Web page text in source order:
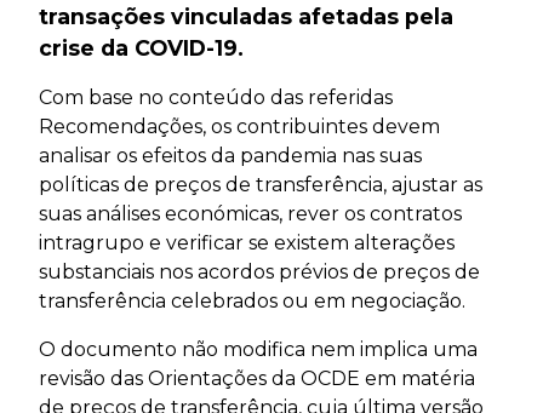
transações vinculadas afetadas pela
crise da COVID-19.
Com base no conteúdo das referidas
Recomendações, os contribuintes devem
analisar os efeitos da pandemia nas suas
políticas de preços de transferência, ajustar as
suas análises económicas, rever os contratos
intragrupo e verificar se existem alterações
substanciais nos acordos prévios de preços de
transferência celebrados ou em negociação.
O documento não modifica nem implica uma
revisão das Orientações da OCDE em matéria
de preços de transferência, cuja última versão